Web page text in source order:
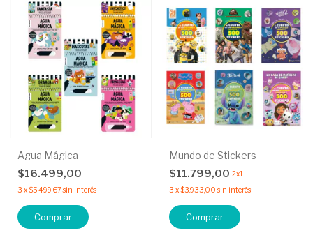
Agua Mágica
$16.499,00
3 x$5.499,67sin interés
Comprar
Mundo de Stickers
$11.799,00 2x1
3 x$3.933,00 sin interés
Comprar